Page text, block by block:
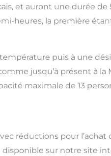
et auront une durée de
heures, la première
puis à une
jusqu’à présent à la
maximale de 13
réductions pour
disponible sur notre site